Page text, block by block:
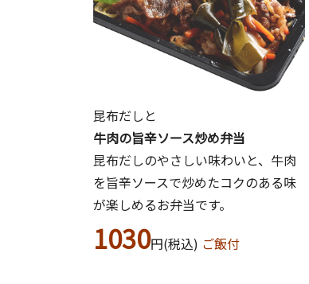
昆布だしと
牛肉の旨辛ソース炒め弁当
昆布だしのやさしい味わいと、牛肉
を旨辛ソースで炒めたコクのある味
が楽しめるお弁当です。
1030円(税込) ご飯付